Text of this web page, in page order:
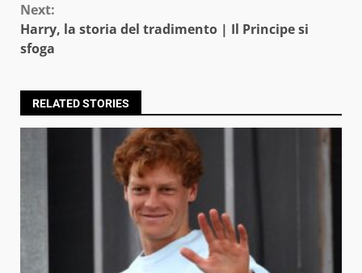
Next:
Harry, la storia del tradimento | Il Principe si
sfoga
RELATED STORIES